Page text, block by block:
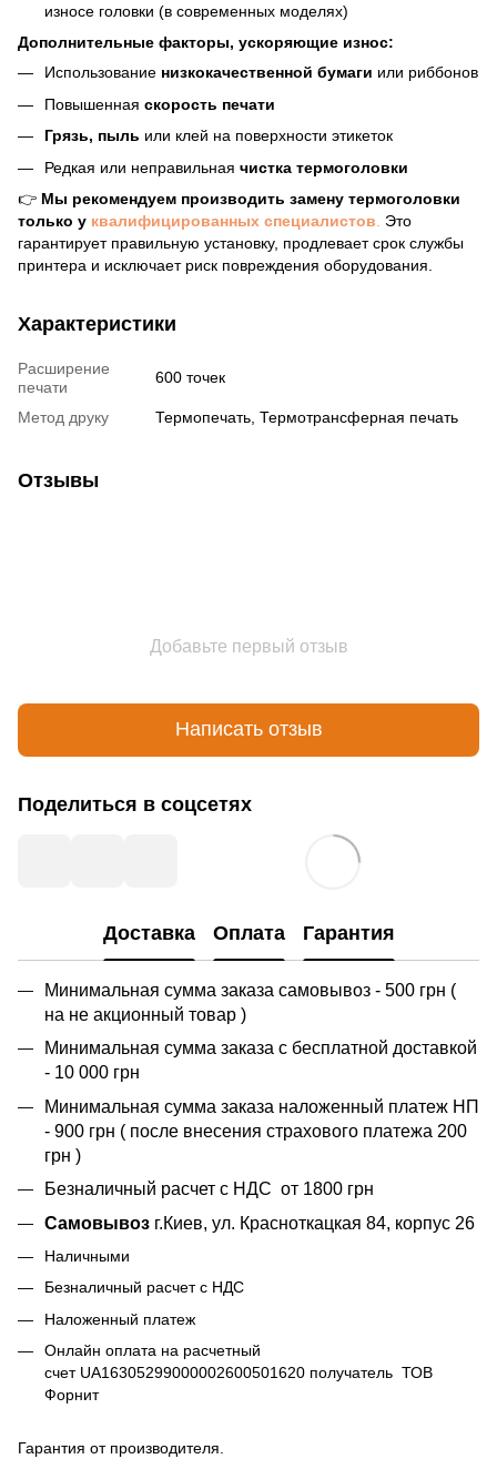
износе головки (в современных моделях)
Дополнительные факторы, ускоряющие износ:
Использование низкокачественной бумаги или риббонов
Повышенная скорость печати
Грязь, пыль или клей на поверхности этикеток
Редкая или неправильная чистка термоголовки
👉 Мы рекомендуем производить замену термоголовки
только у квалифицированных специалистов
Это
гарантирует правильную установку, продлевает срок службы
принтера и исключает риск повреждения оборудования.
Характеристики
Расширение
печати
600 точек
Метод друку Термопечать, Термотрансферная печать
Отзывы
Добавьте первый отзыв
Написать отзыв
Поделиться в соцсетях
Доставка Оплата Гарантия
Минимальная сумма заказа самовывоз - 500 грн (
на не акционный товар )
Минимальная сумма заказа с бесплатной доставкой
- 10 000 грн
Минимальная сумма заказа наложенный платеж НП
- 900 грн ( после внесения страхового платежа 200
грн )
Безналичный расчет с НДС от 1800 грн
Самовывоз г.Киев, ул. Красноткацкая 84, корпус 26
Наличными
Безналичный расчет с НДС
Наложенный платеж
Онлайн оплата на расчетный
счет UA16305299000002600501620 получатель ТОВ
Форнит
Гарантия от производителя.